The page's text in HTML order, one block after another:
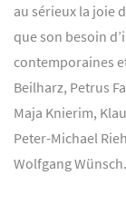
au sérieux la joie
que son besoin
contemporaines
Beilharz, Petrus
Maja Knierim,
Peter-Michael
Wolfgang Wünsch.